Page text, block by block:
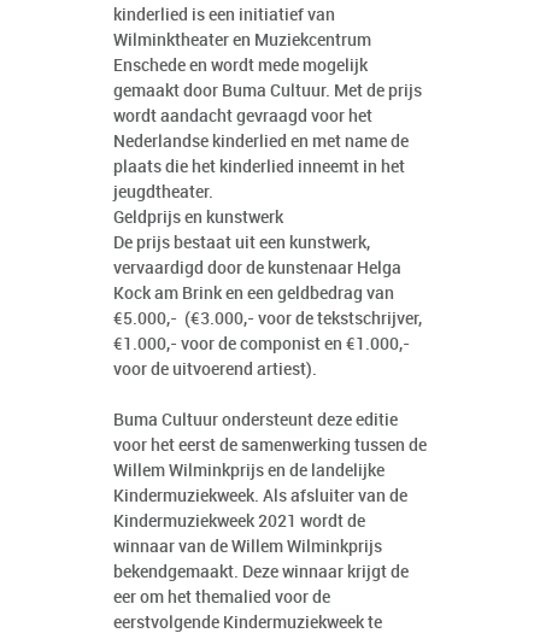
kinderlied is een initiatief van
Wilminktheater en Muziekcentrum
Enschede en wordt mede mogelijk
gemaakt door Buma Cultuur. Met de prijs
wordt aandacht gevraagd voor het
Nederlandse kinderlied en met name de
plaats die het kinderlied inneemt in het
jeugdtheater.
Geldprijs en kunstwerk
De prijs bestaat uit een kunstwerk,
vervaardigd door de kunstenaar Helga
Kock am Brink en een geldbedrag van
€5.000,- (€3.000,- voor de tekstschrijver,
€1.000,- voor de componist en €1.000,-
voor de uitvoerend artiest).
Buma Cultuur ondersteunt deze editie
voor het eerst de samenwerking tussen de
Willem Wilminkprijs en de landelijke
Kindermuziekweek. Als afsluiter van de
Kindermuziekweek 2021 wordt de
winnaar van de Willem Wilminkprijs
bekendgemaakt. Deze winnaar krijgt de
eer om het themalied voor de
eerstvolgende Kindermuziekweek te